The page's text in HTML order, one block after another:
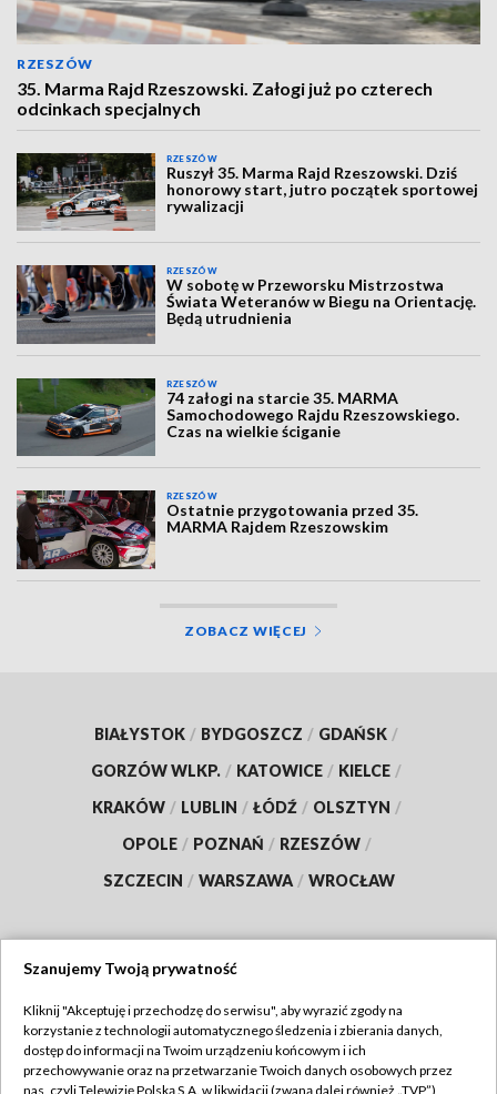
RZESZÓW
35. Marma Rajd Rzeszowski. Załogi już po czterech
odcinkach specjalnych
RZESZÓW
Ruszył 35. Marma Rajd Rzeszowski. Dziś
honorowy start, jutro początek sportowej
rywalizacji
RZESZÓW
W sobotę w Przeworsku Mistrzostwa
Świata Weteranów w Biegu na Orientację.
Będą utrudnienia
RZESZÓW
74 załogi na starcie 35. MARMA
Samochodowego Rajdu Rzeszowskiego.
Czas na wielkie ściganie
RZESZÓW
Ostatnie przygotowania przed 35.
MARMA Rajdem Rzeszowskim
ZOBACZ WIĘCEJ
BIAŁYSTOK / BYDGOSZCZ / GDAŃSK /
GORZÓW WLKP. / KATOWICE / KIELCE /
KRAKÓW / LUBLIN / ŁÓDŹ / OLSZTYN /
OPOLE / POZNAŃ / RZESZÓW /
SZCZECIN / WARSZAWA / WROCŁAW
TVP
Abonament TVP
Regulamin TVP
Szanujemy Twoją prywatność
Kliknij "Akceptuję i przechodzę do serwisu", aby wyrazić zgody na
korzystanie z technologii automatycznego śledzenia i zbierania danych,
dostęp do informacji na Twoim urządzeniu końcowym i ich
przechowywanie oraz na przetwarzanie Twoich danych osobowych przez
nas, czyli Telewizję Polską S.A. w likwidacji (zwaną dalej również „TVP”),